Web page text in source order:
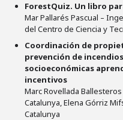
ForestQuiz. Un libro
Mar Pallarés Pascual –
del Centro de Ciencia y
Coordinación de
prevención de
socioeconómicas
incentivos
Marc Rovellada
Catalunya, Elena Górriz
Catalunya